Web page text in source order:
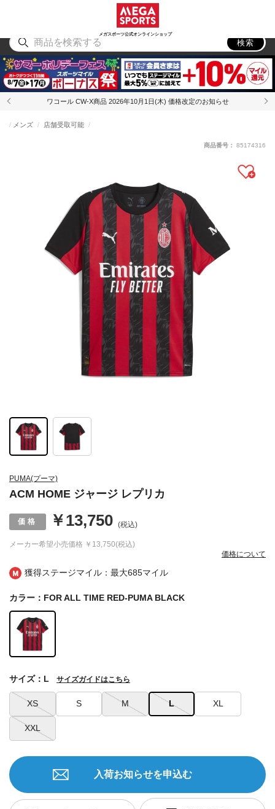
メガスポーツ公式オンラインショップ
アウトドア
検索
ワコール CW-X商品 2026年10月1日(木) 価格改定のお知らせ
獲得ステージマイル：最大685マイル
PUMA(プーマ)
ACM HOME ジャージ レプリカ
メンズ 店舗受取可能
メーカー希望小売価格 ￥13,750(税込)
￥13,750 (税込)
価格について
商品番号： 85174316
カラー：FOR ALL TIME RED-PUMA BLACK
XS S M L XL
XXL
サイズ：L サイズガイドはこちら
入荷お知らせを申込む